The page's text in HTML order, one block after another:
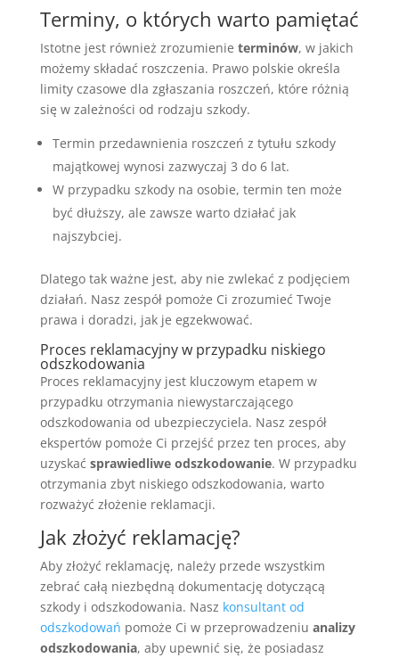
Terminy, o których warto pamiętać
Istotne jest również zrozumienie terminów, w jakich
możemy składać roszczenia. Prawo polskie określa
limity czasowe dla zgłaszania roszczeń, które różnią
się w zależności od rodzaju szkody.
Termin przedawnienia roszczeń z tytułu szkody
majątkowej wynosi zazwyczaj 3 do 6 lat.
W przypadku szkody na osobie, termin ten może
być dłuższy, ale zawsze warto działać jak
najszybciej.
Dlatego tak ważne jest, aby nie zwlekać z podjęciem
działań. Nasz zespół pomoże Ci zrozumieć Twoje
prawa i doradzi, jak je egzekwować.
Proces reklamacyjny w przypadku niskiego
odszkodowania
Proces reklamacyjny jest kluczowym etapem w
przypadku otrzymania niewystarczającego
odszkodowania od ubezpieczyciela. Nasz zespół
ekspertów pomoże Ci przejść przez ten proces, aby
uzyskać sprawiedliwe odszkodowanie. W przypadku
otrzymania zbyt niskiego odszkodowania, warto
rozważyć złożenie reklamacji.
Jak złożyć reklamację?
Aby złożyć reklamację, należy przede wszystkim
zebrać całą niezbędną dokumentację dotyczącą
szkody i odszkodowania. Nasz konsultant od
odszkodowań pomoże Ci w przeprowadzeniu analizy
odszkodowania, aby upewnić się, że posiadasz